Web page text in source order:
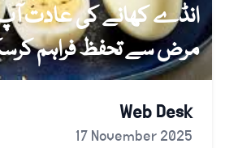
انڈے کھانے کی عادت
مرض سے تحفظ فراہم
Web Desk
17 November 2025